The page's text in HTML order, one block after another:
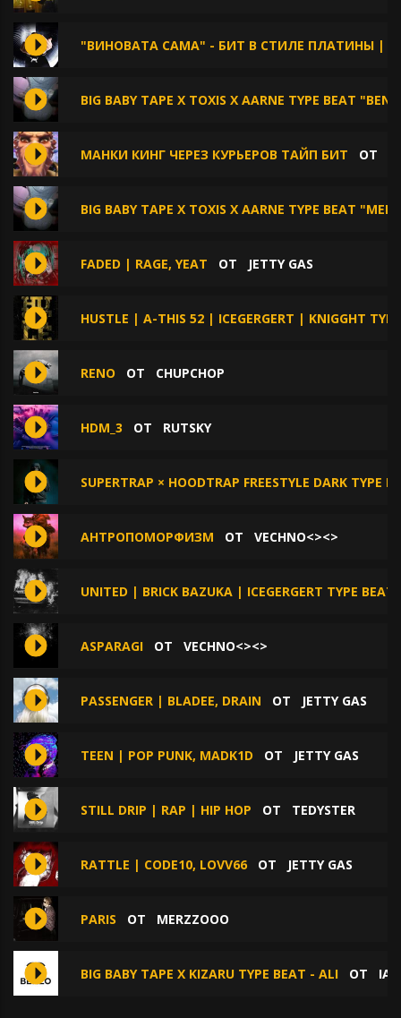
"ВИНОВАТА САМА" - БИТ В СТИЛЕ ПЛАТИНЫ |
BIG BABY TAPE X TOXIS X AARNE TYPE BEAT
МАНКИ КИНГ ЧЕРЕЗ КУРЬЕРОВ ТАЙП БИТ ОТ
BIG BABY TAPE X TOXIS X AARNE TYPE BEAT
FADED | RAGE, YEAT ОТ JETTY GAS
HUSTLE | A-THIS 52 | ICEGERGERT | KNIGGHT
RENO ОТ CHUPCHOP
HDM_3 ОТ RUTSKY
SUPERTRAP × HOODTRAP FREESTYLE DARK TYPE
АНТРОПОМОРФИЗМ ОТ VECHNO<><>
UNITED | BRICK BAZUKA | ICEGERGERT TYPE BEAT
ASPARAGI ОТ VECHNO<><>
PASSENGER | BLADEE, DRAIN ОТ JETTY GAS
TEEN | POP PUNK, MADK1D ОТ JETTY GAS
STILL DRIP | RAP | HIP HOP ОТ TEDYSTER
RATTLE | CODE10, LOVV66 ОТ JETTY GAS
PARIS ОТ MERZZOOO
BIG BABY TAPE X KIZARU TYPE BEAT - ALI ОТ